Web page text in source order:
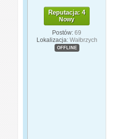
Reputacja: 4
Nowy
Postów: 69
Lokalizacja: Wałbrzych
OFFLINE